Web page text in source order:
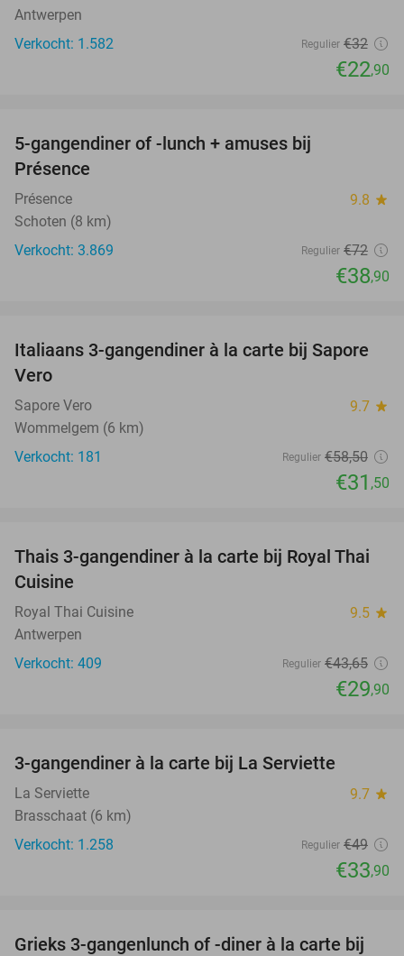
Antwerpen
Verkocht: 1.582
Regulier €32
€22,90
5-gangendiner of -lunch + amuses bij
Présence
Présence 9.8 star
Schoten (8 km)
Verkocht: 3.869
Regulier €72
€38,90
46%
Italiaans 3-gangendiner à la carte bij Sapore
Vero
Sapore Vero 9.7 star
Wommelgem (6 km)
Verkocht: 181
Regulier €58,50
€31 ,50
32%
Thais 3-gangendiner à la carte bij Royal Thai
Cuisine
Royal Thai Cuisine 9.5 star
Antwerpen
Verkocht: 409
Regulier €43,65
€29,90
3-gangendiner à la carte bij La Serviette
La Serviette 9.7 star
Brasschaat (6 km)
Verkocht: 1.258
Regulier €49
€33,90
Grieks 3-gangenlunch of -diner à la carte bij